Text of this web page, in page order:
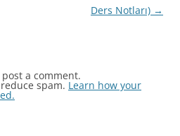
Ders Notları) →
a comment.
spam. Learn how your